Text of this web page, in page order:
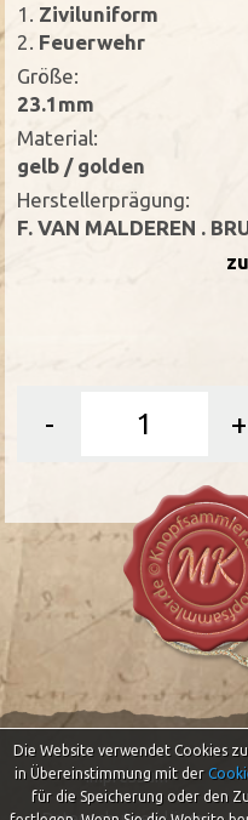
1.
Ziviluniform
2. Feuerwehr
Größe:
23.1mm
Material:
gelb / golden
Herstellerprägung:
F. VAN MALDEREN .
- +
Impressum
Die Website verwendet Cookies
in Übereinstimmung mit der
für die Speicherung oder den